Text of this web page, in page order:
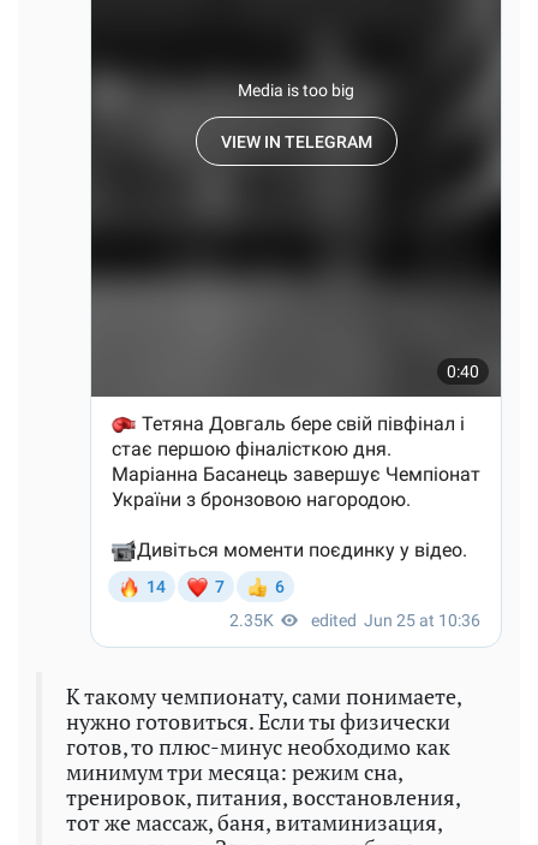
К такому чемпионату, сами понимаете,
нужно готовиться. Если ты физически
готов, то плюс-минус необходимо как
минимум три месяца: режим сна,
тренировок, питания, восстановления,
тот же массаж, баня, витаминизация,